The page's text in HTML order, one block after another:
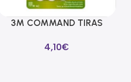
Añadir Al Carrito
3M COMMAND TIRAS
BLANCAS MEDIANAS
4,10€